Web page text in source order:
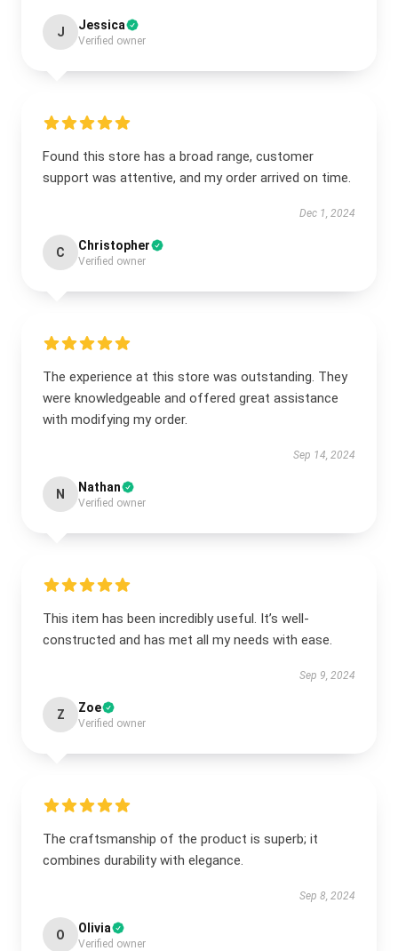
J Jessica
Verified owner
Found this store has a broad range, customer
support was attentive, and my order arrived on time.
Dec 1, 2024
C Christopher
Verified owner
The experience at this store was outstanding. They
were knowledgeable and offered great assistance
with modifying my order.
Sep 14, 2024
N Nathan
Verified owner
This item has been incredibly useful. It’s well-
constructed and has met all my needs with ease.
Sep 9, 2024
Z Zoe
Verified owner
The craftsmanship of the product is superb; it
combines durability with elegance.
Sep 8, 2024
O Olivia
Verified owner